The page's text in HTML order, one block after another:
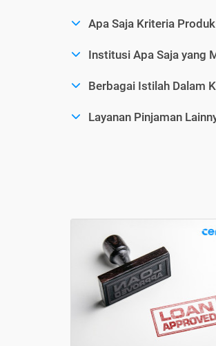
Apa Saja Kriteria
Institusi Apa Saja yang
Berbagai Istilah Dalam
Layanan Pinjaman